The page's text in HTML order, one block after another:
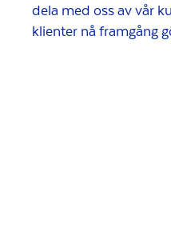
dela med oss av vår
klienter nå framgång